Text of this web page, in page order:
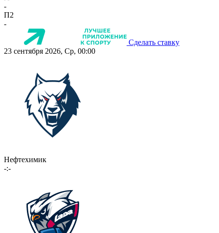
-
П2
-
Сделать ставку
23 сентября 2026, Ср, 00:00
Нефтехимик
-:-